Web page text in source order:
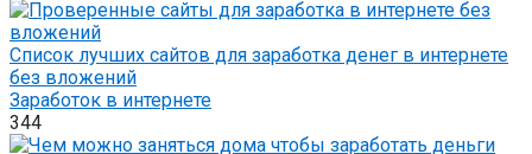
Список лучших сайтов для заработка денег в интернете
без вложений
Заработок в интернете
344